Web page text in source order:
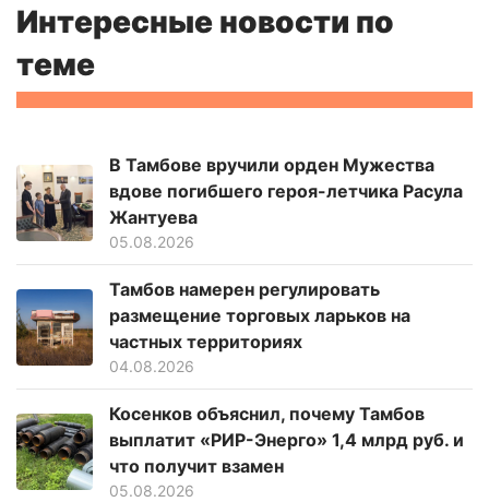
Интересные новости по
теме
В Тамбове вручили орден Мужества
вдове погибшего героя-летчика Расула
Жантуева
05.08.2026
Тамбов намерен регулировать
размещение торговых ларьков на
частных территориях
04.08.2026
Косенков объяснил, почему Тамбов
выплатит «РИР-Энерго» 1,4 млрд руб. и
что получит взамен
05.08.2026